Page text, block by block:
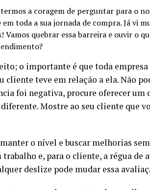
a coragem de perguntar para o
toda a sua jornada de compra. Já vi
quebrar essa barreira e ouvir o
o importante é que toda
cliente teve em relação a ela. Não
foi negativa, procure oferecer um
Mostre ao seu cliente que
o nível e buscar melhorias
e, para o cliente, a régua de
deslize pode mudar essa